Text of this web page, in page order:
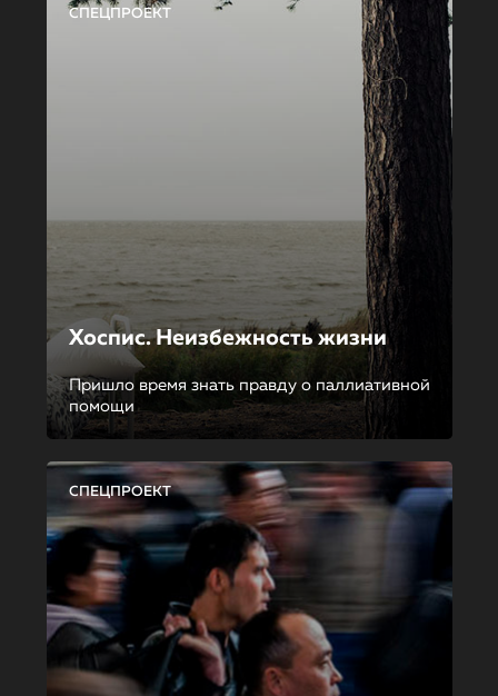
СПЕЦПРОЕКТ
Хоспис. Неизбежность жизни
Пришло время знать правду о паллиативной
помощи
СПЕЦПРОЕКТ